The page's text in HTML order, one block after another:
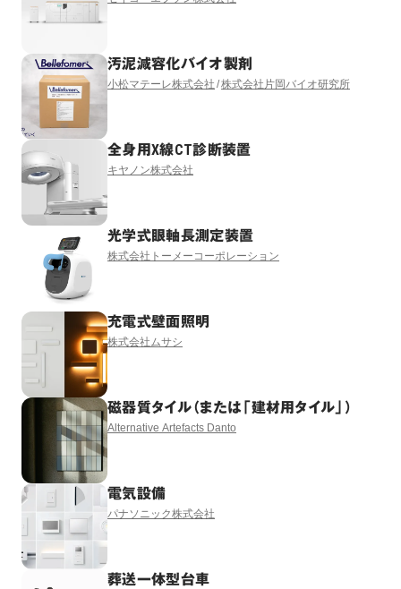
汚泥減容化バイオ製剤
小松マテーレ株式会社 株式会社片岡バイオ研究所
全身用X線CT診断装置
キヤノン株式会社
光学式眼軸長測定装置
株式会社トーメーコーポレーション
充電式壁面照明
株式会社ムサシ
磁器質タイル（または「建材用タイル」）
Alternative Artefacts Danto
電気設備
パナソニック株式会社
葬送一体型台車